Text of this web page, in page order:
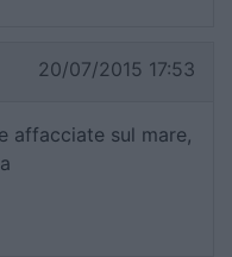
20/07/2015 17:53
affacciate sul mare,